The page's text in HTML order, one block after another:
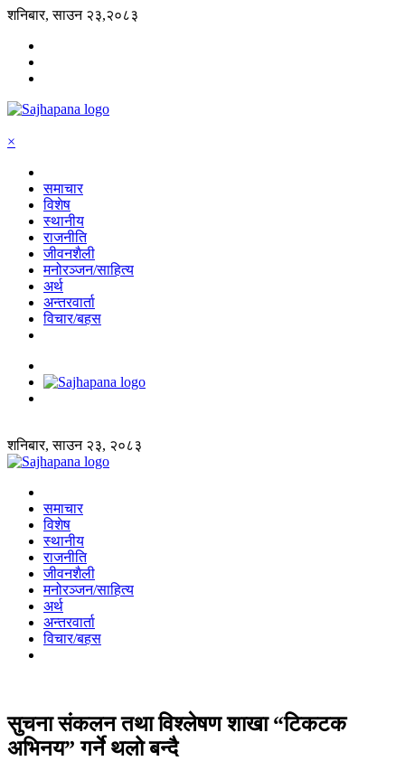
शनिबार, साउन २३,२०८३
×
समाचार
विशेष
स्थानीय
राजनीति
जीवनशैली
मनोरञ्जन/साहित्य
अर्थ
अन्तरवार्ता
विचार/बहस
शनिबार, साउन २३, २०८३
समाचार
विशेष
स्थानीय
राजनीति
जीवनशैली
मनोरञ्जन/साहित्य
अर्थ
अन्तरवार्ता
विचार/बहस
सुचना संकलन तथा विश्लेषण शाखा “टिकटक
अभिनय” गर्ने थलो बन्दै